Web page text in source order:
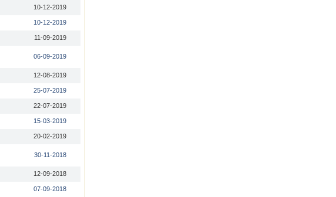
10-12-2019
10-12-2019
11-09-2019
06-09-2019
12-08-2019
25-07-2019
22-07-2019
15-03-2019
20-02-2019
30-11-2018
12-09-2018
07-09-2018